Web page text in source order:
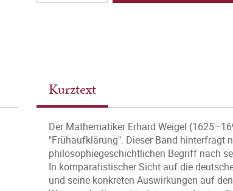
Kurztext
Der Mathematiker Erhard Weigel
"Frühaufklärung". Dieser Band hinterfragt
philosophiegeschichtlichen Begriff nach
In komparatistischer Sicht auf die
und seine konkreten Auswirkungen auf